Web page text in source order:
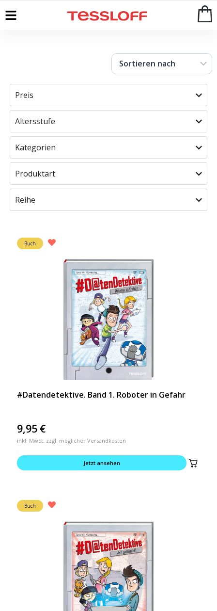
Start
Preis
Altersstufe
Kategorien
Produktart
Reihe
Buch
#Datendetektive. Band 1. Roboter in Gefahr
9,95 €
inkl. MwSt. zzgl. möglicher Versandkosten
Jetzt ansehen
Buch